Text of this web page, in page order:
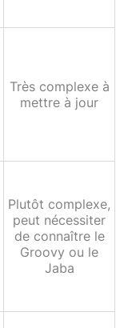
Très complexe à
mettre à jour
Plutôt complexe,
peut nécessiter
de connaître le
Groovy ou le
Jaba